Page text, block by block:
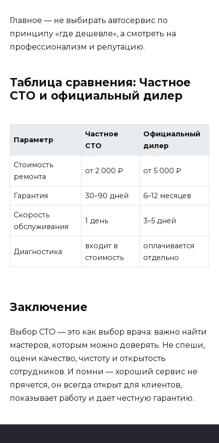
Главное — не выбирать автосервис по
принципу «где дешевле», а смотреть на
профессионализм и репутацию.
Таблица сравнения: Частное
СТО и официальный дилер
Параметр
Частное
СТО
Официальный
дилер
Стоимость
ремонта
от 2 000 ₽ от 5 000 ₽
Гарантия 30–90 дней 6–12 месяцев
Скорость
обслуживания
1 день 3–5 дней
Диагностика
входит в
стоимость
оплачивается
отдельно
Заключение
Выбор СТО — это как выбор врача: важно найти
мастеров, которым можно доверять. Не спеши,
оцени качество, чистоту и открытость
сотрудников. И помни — хороший сервис не
прячется, он всегда открыт для клиентов,
показывает работу и даёт честную гарантию.